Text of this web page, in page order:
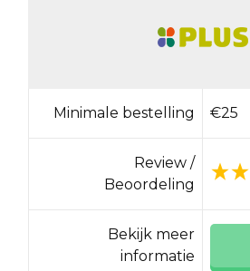
Minimale bestelling €25
Review /
Beoordeling
Bekijk meer
informatie